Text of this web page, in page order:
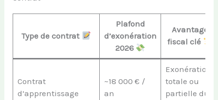
Type de contrat
Plafond
d’exonération
2026
Avantage
fiscal clé
Contrat
d’apprentissage
~18 000 € /
an
Exonération
totale ou
partielle du